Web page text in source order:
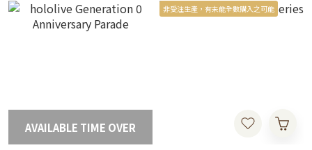
AVAILABLE TIME OVER
非受注生產，有未能全數購入之可能